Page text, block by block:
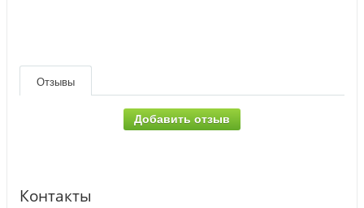
Отзывы
Добавить отзыв
Контакты